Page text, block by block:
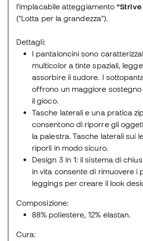
l'implacabile atteggiamento
("Lotta per la grandezza").
Dettagli:
I pantaloncini sono
multicolor a tinte spaziali,
assorbire il sudore. I
offrono un maggiore
il gioco.
Tasche laterali e una pratica
consentono di riporre gli
la palestra. Tasche laterali sui
riporli in modo sicuro.
Design 3 in 1: il sistema di
in vita consente di rimuovere i
leggings per creare il look
Composizione:
88% poliestere, 12% elastan.
Cura: